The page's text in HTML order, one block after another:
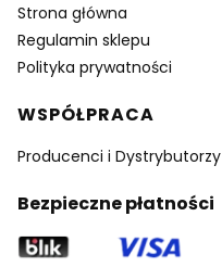
Strona główna
Regulamin sklepu
Polityka prywatności
WSPÓŁPRACA
Producenci i Dystrybutorzy
Bezpieczne płatności